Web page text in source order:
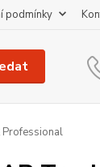
podmínky
Professional